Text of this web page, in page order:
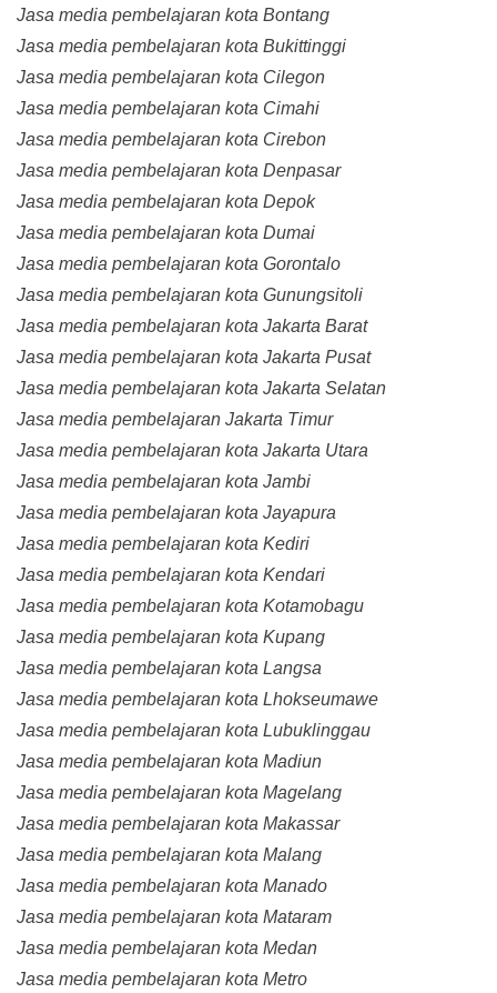
Jasa media pembelajaran kota Bontang
Jasa media pembelajaran kota Bukittinggi
Jasa media pembelajaran kota Cilegon
Jasa media pembelajaran kota Cimahi
Jasa media pembelajaran kota Cirebon
Jasa media pembelajaran kota Denpasar
Jasa media pembelajaran kota Depok
Jasa media pembelajaran kota Dumai
Jasa media pembelajaran kota Gorontalo
Jasa media pembelajaran kota Gunungsitoli
Jasa media pembelajaran kota Jakarta Barat
Jasa media pembelajaran kota Jakarta Pusat
Jasa media pembelajaran kota Jakarta Selatan
Jasa media pembelajaran Jakarta Timur
Jasa media pembelajaran kota Jakarta Utara
Jasa media pembelajaran kota Jambi
Jasa media pembelajaran kota Jayapura
Jasa media pembelajaran kota Kediri
Jasa media pembelajaran kota Kendari
Jasa media pembelajaran kota Kotamobagu
Jasa media pembelajaran kota Kupang
Jasa media pembelajaran kota Langsa
Jasa media pembelajaran kota Lhokseumawe
Jasa media pembelajaran kota Lubuklinggau
Jasa media pembelajaran kota Madiun
Jasa media pembelajaran kota Magelang
Jasa media pembelajaran kota Makassar
Jasa media pembelajaran kota Malang
Jasa media pembelajaran kota Manado
Jasa media pembelajaran kota Mataram
Jasa media pembelajaran kota Medan
Jasa media pembelajaran kota Metro